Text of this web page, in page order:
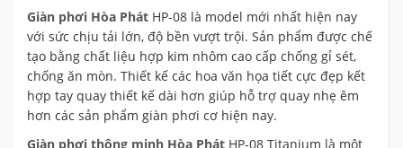
Giàn phơi Hòa Phát HP-08 là model mới nhất hiện nay
với sức chịu tải lớn, độ bền vượt trội. Sản phẩm được chế
tạo bằng chất liệu hợp kim nhôm cao cấp chống gỉ sét,
chống ăn mòn. Thiết kế các hoa văn họa tiết cực đẹp kết
hợp tay quay thiết kế dài hơn giúp hỗ trợ quay nhẹ êm
hơn các sản phẩm giàn phơi cơ hiện nay.
Giàn phơi thông minh Hòa Phát HP-08 Titanium là một